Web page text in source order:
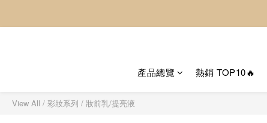
產品總覽 熱銷 TOP10🔥
View All / 彩妝系列 / 妝前乳/提亮液